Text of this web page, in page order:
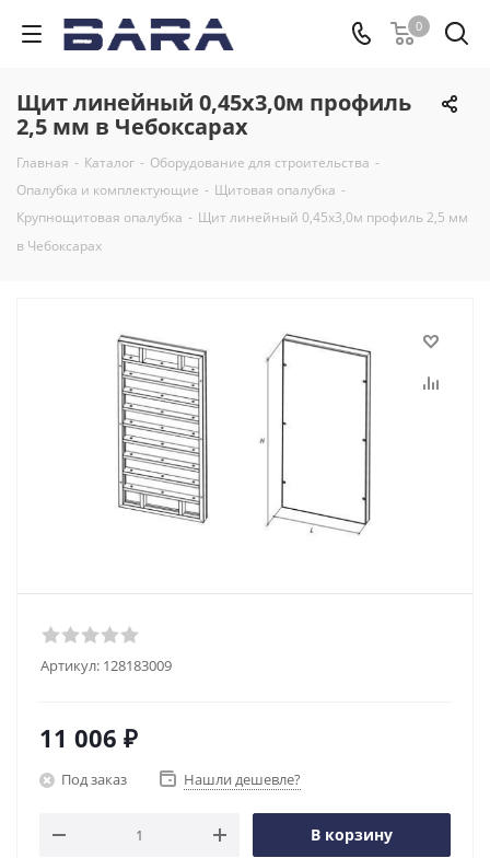
0
Щит линейный 0,45х3,0м профиль
2,5 мм в Чебоксарах
Главная - Каталог - Оборудование для строительства -
Опалубка и комплектующие - Щитовая опалубка -
Крупнощитовая опалубка - Щит линейный 0,45х3,0м профиль 2,5 мм
в Чебоксарах
Артикул: 128183009
11 006 ₽
Под заказ Нашли дешевле?
В корзину